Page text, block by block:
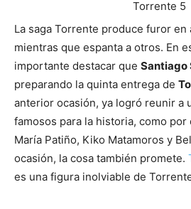
La saga Torrente produce furor
mientras que espanta a otros. En
importante destacar que Santiago
preparando la quinta entrega de
anterior ocasión, ya logró reunir a
famosos para la historia, como por
María Patiño, Kiko Matamoros y
ocasión, la cosa también promete.
es una figura inolviable de